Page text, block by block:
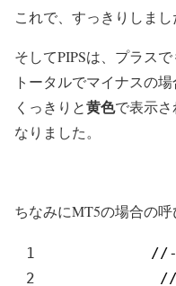
これで、すっきりしまし
そしてPIPSは、プラスで
トータルでマイナスの場
くっきりと黄色で表示さ
なりました。
ちなみにMT5の場合の呼
1
2
//